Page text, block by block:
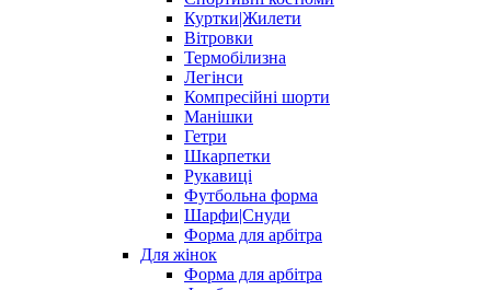
Куртки|Жилети
Вітровки
Термобілизна
Легінси
Компресійні шорти
Манішки
Гетри
Шкарпетки
Рукавиці
Футбольна форма
Шарфи|Снуди
Форма для арбітра
Для жінок
Форма для арбітра